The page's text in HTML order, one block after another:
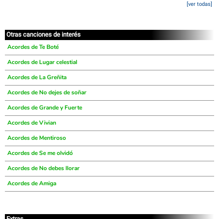
[ver todas]
Otras canciones de interés
Acordes de Te Boté
Acordes de Lugar celestial
Acordes de La Greñita
Acordes de No dejes de soñar
Acordes de Grande y Fuerte
Acordes de Vivian
Acordes de Mentiroso
Acordes de Se me olvidó
Acordes de No debes llorar
Acordes de Amiga